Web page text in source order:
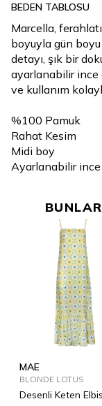
BEDEN TABLOSU
Marcella,
boyuyla gün boyu
detayı, şık bir
ayarlanabilir ince
ve kullanım
%100 Pamuk
Rahat Kesim
Midi boy
Ayarlanabilir ince
MAE
BLONDE LOTUS
Desenli Keten